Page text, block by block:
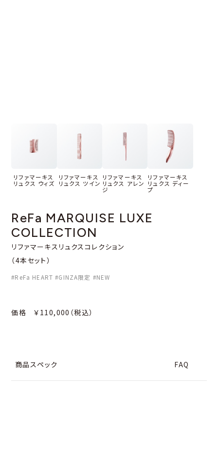
#ReFa HEART #GINZA限定 #NEW
ReFa MARQUISE LUXE
COLLECTION
リファマーキスリュクスコレクション
（4本セット）
価格 ￥110,000（税込）
リファマーキス
リュクス ウィズ
リファマーキス
リュクス ツイン
リファマーキス
リュクス アレン
ジ
リファマーキス
リュクス ディー
プ
商品スペック FAQ